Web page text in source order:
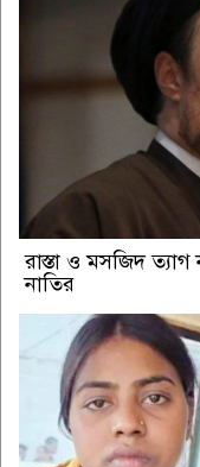
রাস্তা ও মসজিদ
নাতির